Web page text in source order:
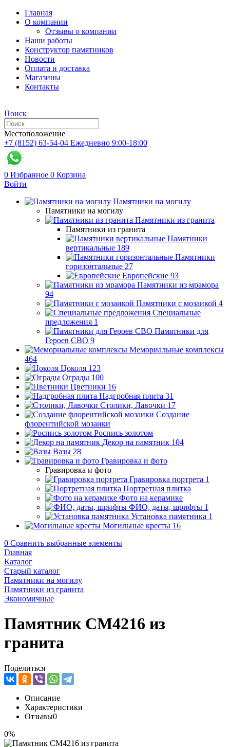
Главная
О компании
Отзывы о компании
Наши работы
Конструктор памятников
Новости
Оплата и доставка
Магазины
Контакты
Поиск
Местоположение
+7 (8152) 63-54-04 Ежедневно 9:00-18:00
0 Избранное 0 Корзина
Войти
Памятники на могилу
Памятники на могилу
Памятники из гранита
Памятники из гранита
Памятники
вертикальные 189
Памятники
горизонтальные 27
Европейские 93
Памятники из мрамора
94
Памятники с мозаикой 4
Специальные
предложения 1
Памятники для
Героев СВО 9
Мемориальные комплексы
464
Цоколя 123
Ограды 100
Цветники 16
Надгробная плита 31
Столики, Лавочки 17
Создание
флорентийской мозаики
Роспись золотом
Декор на памятник 104
Вазы 28
Гравировка и фото
Гравировка и фото
Гравировка портрета 1
Портретная плитка
Фото на керамике
ФИО, даты, шрифты 1
Установка памятника 1
Могильные кресты 16
0 Сравнить выбранные элементы
Главная
Каталог
Старый каталог
Памятники на могилу
Памятники из гранита
Экономичные
Памятник CM4216 из
гранита
Поделиться
Описание
Характеристики
Отзывы0
0%